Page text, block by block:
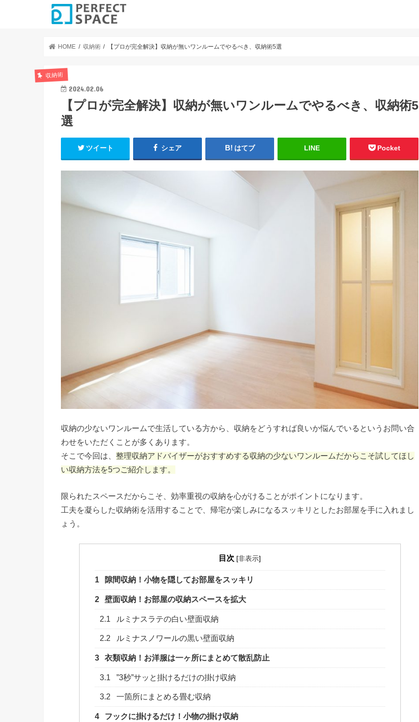
HOME 収納術 【プロが完全解決】収納が無いワンルームでやるべき、収納術5選
収納術
2024.02.06
【プロが完全解決】収納が無いワンルームでやるべき、収納術5
選
ツイート シェア はてブ LINE Pocket
収納の少ないワンルームで生活している方から、収納をどうすれば良いか悩んでいるというお問い合
わせをいただくことが多くあります。
そこで今回は、 整理収納アドバイザーがおすすめする収納の少ないワンルームだからこそ試してほし
い収納方法を5つご紹介します。
限られたスペースだからこそ、効率重視の収納を心がけることがポイントになります。
工夫を凝らした収納術を活用することで、帰宅が楽しみになるスッキリとしたお部屋を手に入れまし
ょう。
目次 [非表示]
1 隙間収納！小物を隠してお部屋をスッキリ
2 壁面収納！お部屋の収納スペースを拡大
2.1 ルミナスラテの白い壁面収納
2.2 ルミナスノワールの黒い壁面収納
3 衣類収納！お洋服は一ヶ所にまとめて散乱防止
3.1 ”3秒”サッと掛けるだけの掛け収納
3.2 一箇所にまとめる畳む収納
4 フックに掛けるだけ！小物の掛け収納